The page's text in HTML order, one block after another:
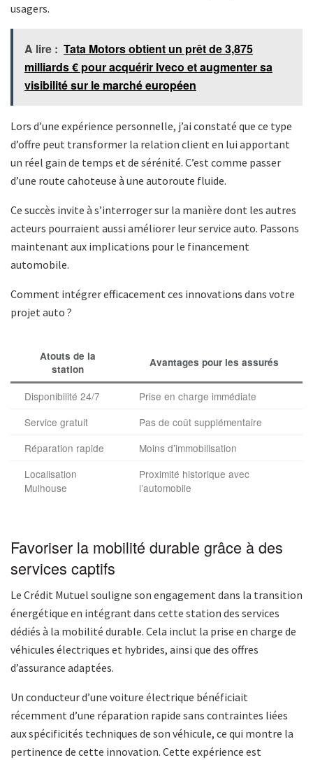
usagers.
A lire : Tata Motors obtient un prêt de 3,875
milliards € pour acquérir Iveco et augmenter sa
visibilité sur le marché européen
Lors d’une expérience personnelle, j’ai constaté que ce type
d’offre peut transformer la relation client en lui apportant
un réel gain de temps et de sérénité. C’est comme passer
d’une route cahoteuse à une autoroute fluide.
Ce succès invite à s’interroger sur la manière dont les autres
acteurs pourraient aussi améliorer leur service auto. Passons
maintenant aux implications pour le financement
automobile.
Comment intégrer efficacement ces innovations dans votre
projet auto ?
Atouts de la
station
Avantages pour les assurés
Disponibilité 24/7
Prise en charge immédiate
Service gratuit
Pas de coût supplémentaire
Réparation rapide
Moins d’immobilisation
Localisation
Mulhouse
Proximité historique avec
l’automobile
Favoriser la mobilité durable grâce à des
services captifs
Le Crédit Mutuel souligne son engagement dans la transition
énergétique en intégrant dans cette station des services
dédiés à la mobilité durable. Cela inclut la prise en charge de
véhicules électriques et hybrides, ainsi que des offres
d’assurance adaptées.
Un conducteur d’une voiture électrique bénéficiait
récemment d’une réparation rapide sans contraintes liées
aux spécificités techniques de son véhicule, ce qui montre la
pertinence de cette innovation. Cette expérience est